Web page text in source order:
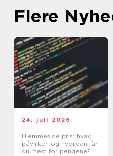
Flere
24. juli 2026
Hjemmeside pris: hvad
påvirker, og hvordan får
du mest for pengene?